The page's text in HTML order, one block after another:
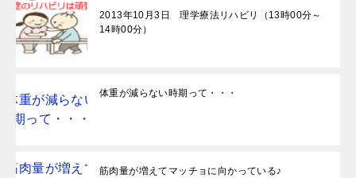
2013年10月3日 理学療法リハビリ（13時00分～
14時00分）
体重が減らない時期って・・・
筋肉量が増えてマッチョに向かっている♪